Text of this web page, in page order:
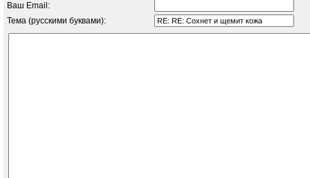
Ваш Email:
Тема (русскими буквами):